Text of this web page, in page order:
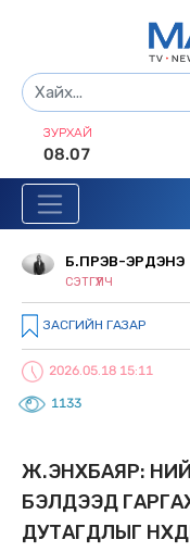
ЗУРХАЙ
08.07
Б.ПҮРЭВ-ЭРДЭНЭ
СЭТГҮҮЛЧ
ЗАСГИЙН ГАЗАР
2026.05.18 15:11
1133
Ж.ЭНХБАЯР:
БЭЛДЭЭД
ДУТАГДЛЫГ